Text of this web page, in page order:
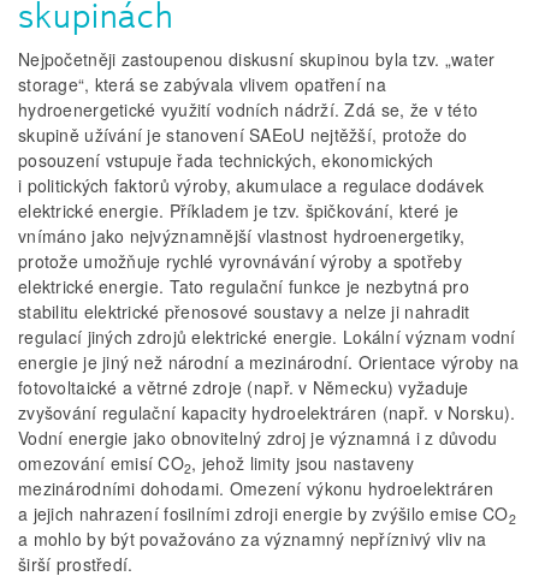
skupinách
Nejpočetněji zastoupenou diskusní skupinou byla tzv. „water
storage“, která se zabývala vlivem opatření na
hydroenergetické využití vodních nádrží. Zdá se, že v této
skupině užívání je stanovení SAEoU nejtěžší, protože do
posouzení vstupuje řada technických, ekonomických
i politických faktorů výroby, akumulace a regulace dodávek
elektrické energie. Příkladem je tzv. špičkování, které je
vnímáno jako nejvýznamnější vlastnost hydroenergetiky,
protože umožňuje rychlé vyrovnávání výroby a spotřeby
elektrické energie. Tato regulační funkce je nezbytná pro
stabilitu elektrické přenosové soustavy a nelze ji nahradit
regulací jiných zdrojů elektrické energie. Lokální význam vodní
energie je jiný než národní a mezinárodní. Orientace výroby na
fotovoltaické a větrné zdroje (např. v Německu) vyžaduje
zvyšování regulační kapacity hydroelektráren (např. v Norsku).
Vodní energie jako obnovitelný zdroj je významná i z důvodu
omezování emisí CO2, jehož limity jsou nastaveny
mezinárodními dohodami. Omezení výkonu hydroelektráren
a jejich nahrazení fosilními zdroji energie by zvýšilo emise CO2
a mohlo by být považováno za významný nepříznivý vliv na
širší prostředí.